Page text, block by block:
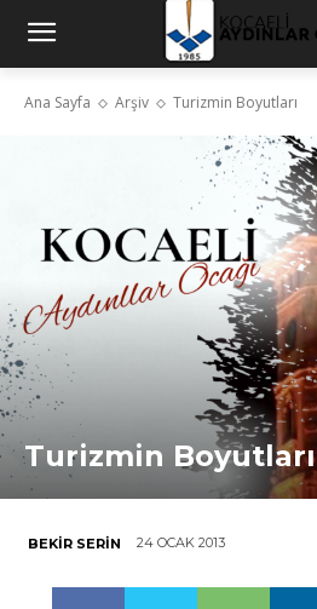
Ana Sayfa Arşiv Turizmin Boyutları
Turizmin Boyutları
BEKIR SERIN 24 OCAK 2013